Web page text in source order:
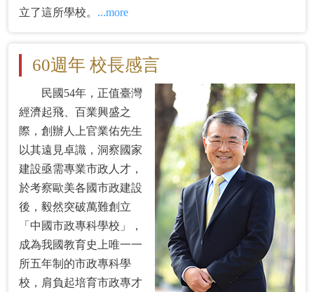
立了這所學校。 ...more
60週年 校長感言
民國54年，正值臺灣
經濟起飛、百業興盛之
際，創辦人上官業佑先生
以其遠見卓識，洞察國家
建設亟需專業市政人才，
於考察歐美各國市政建設
後，毅然突破萬難創立
「中國市政專科學校」，
成為我國教育史上唯一一
所五年制的市政專科學
校，肩負起培育市政專才